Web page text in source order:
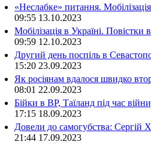
«Неслабке» питання.
09:55 13.10.2023
Мобілізація в Україні. Повістки
09:59 12.10.2023
Другий день поспіль в
15:20 23.09.2023
Як росіянам вдалося швидко
08:01 22.09.2023
Бійки в ВР, Таїланд під час
17:15 18.09.2023
Довели до самогубства: Сергій
21:44 17.09.2023